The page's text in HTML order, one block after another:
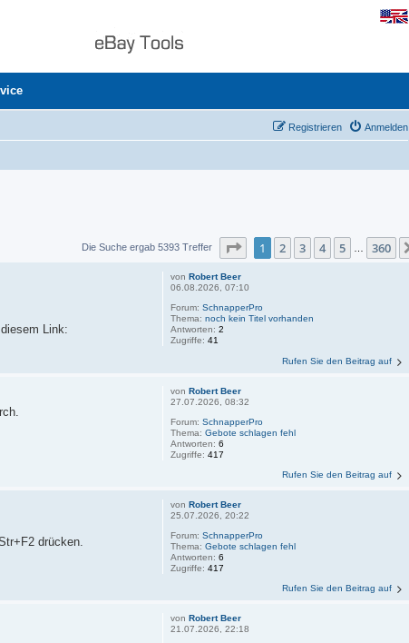
Anmelden
Registrieren
Die Suche ergab 5393 Treffer Seite von360
1 2 3 4 5 360
von Robert Beer
06.08.2026, 07:10
Forum: SchnapperPro
Thema: noch kein Titel vorhanden
Antworten: 2
Zugriffe: 41
Link:
Rufen Sie den Beitrag auf
von Robert Beer
27.07.2026, 08:32
Forum: SchnapperPro
Thema: Gebote schlagen fehl
Antworten: 6
Zugriffe: 417
Rufen Sie den Beitrag auf
von Robert Beer
25.07.2026, 20:22
Forum: SchnapperPro
Thema: Gebote schlagen fehl
Antworten: 6
Zugriffe: 417
drücken.
Rufen Sie den Beitrag auf
von Robert Beer
21.07.2026, 22:18